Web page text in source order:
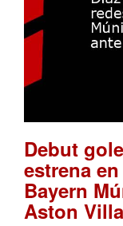
Debut
estrena
Bayern
Aston Villa